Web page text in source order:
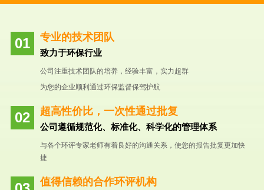
专业的技术团队
致力于环保行业
公司注重技术团队的培养，经验丰富，实力超群
为您的企业顺利通过环保监督保驾护航
超高性价比，一次性通过批复
公司遵循规范化、标准化、科学化的管理体系
与各个环评专家老师有着良好的沟通关系，使您的报告批复更加快
捷
值得信赖的合作环评机构